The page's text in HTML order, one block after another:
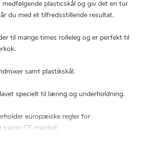
medfølgende plasticskål og giv det en tur
du med et tilfredsstillende resultat.
til mange times rolleleg og er perfekt til
samt plastikskål.
specielt til læring og underholdning.
europæiske regler for
bærer CE mærket.